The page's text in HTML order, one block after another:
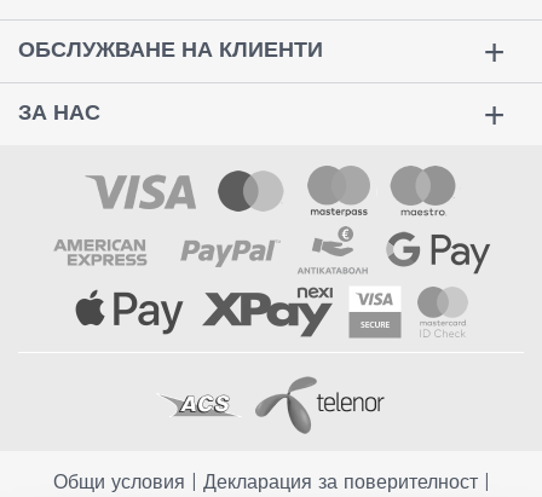
ОБСЛУЖВАНЕ НА КЛИЕНТИ
ЗА НАС
Общи условия Декларация за поверителност|